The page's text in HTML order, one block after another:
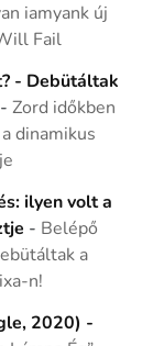
iamyank új
Fail
- Debütáltak
-Zord időkben
dinamikus
ilyen volt a
- Belépő
a
n!
2020) -